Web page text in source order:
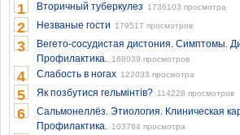
1 Вторичный туберкулез 1736103 просмотра
2 Незваные гости 179517 просмотров
3
Вегето-сосудистая дистония. Симптомы.
Профилактика. 168039 просмотров
4 Слабость в ногах 122033 просмотра
5 Як позбутися гельмінтів? 114228 просмотров
6
Сальмонеллёз. Этиология. Клиническая
Профилактика. 103784 просмотра